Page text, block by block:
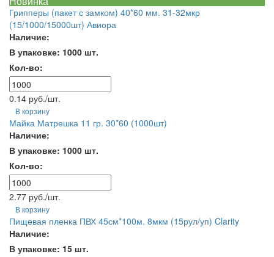
Грипперы (пакет с замком) 40*60 мм. 31-32мкр
(15/1000/15000шт) Авиора
Наличие:
В упаковке: 1000 шт.
Кол-во:
0.14 руб./шт.
В корзину
Майка Матрешка 11 гр. 30*60 (1000шт)
Наличие:
В упаковке: 1000 шт.
Кол-во:
2.77 руб./шт.
В корзину
Пищевая пленка ПВХ 45см*100м. 8мкм (15рул/уп) Clarity
Наличие:
В упаковке: 15 шт.